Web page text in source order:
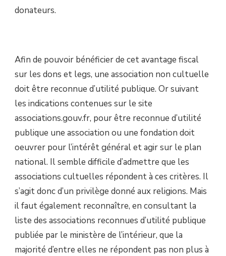
donateurs.
Afin de pouvoir bénéficier de cet avantage fiscal
sur les dons et legs, une association non cultuelle
doit être reconnue d’utilité publique. Or suivant
les indications contenues sur le site
associations.gouv.fr, pour être reconnue d’utilité
publique une association ou une fondation doit
oeuvrer pour l’intérêt général et agir sur le plan
national. Il semble difficile d’admettre que les
associations cultuelles répondent à ces critères. Il
s’agit donc d’un privilège donné aux religions. Mais
il faut également reconnaître, en consultant la
liste des associations reconnues d’utilité publique
publiée par le ministère de l’intérieur, que la
majorité d’entre elles ne répondent pas non plus à